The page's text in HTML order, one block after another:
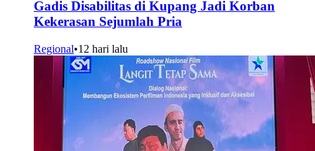
Gadis Disabilitas di Kupang Jadi Korban
Kekerasan Sejumlah Pria
Regional•12 hari lalu